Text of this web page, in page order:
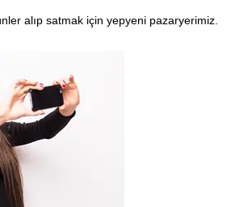
alıp satmak için yepyeni pazaryerimiz.